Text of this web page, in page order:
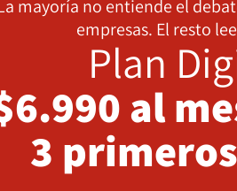
mayoría no entiende el
empresas. El resto
Plan
al
3